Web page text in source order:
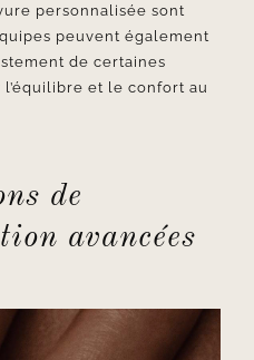
personnalisée sont
peuvent également
de certaines
et le confort au
de
avancées